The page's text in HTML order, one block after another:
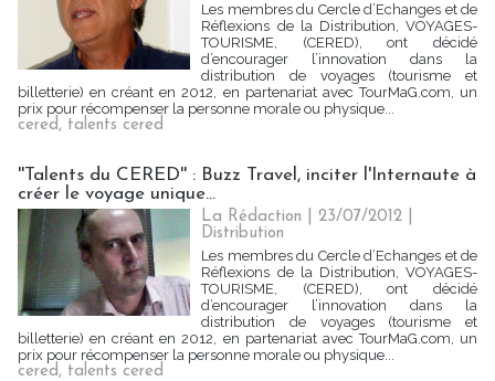
Les membres du Cercle d’Echanges et de
Réflexions de la Distribution, VOYAGES-
TOURISME, (CERED), ont décidé
d’encourager l’innovation dans la
distribution de voyages (tourisme et
billetterie) en créant en 2012, en partenariat avec TourMaG.com, un
prix pour récompenser la personne morale ou physique...
cered, talents cered
''Talents du CERED'' : Buzz Travel, inciter l'Internaute à
créer le voyage unique...
La Rédaction | 23/07/2012
Distribution
Les membres du Cercle d’Echanges et de
Réflexions de la Distribution, VOYAGES-
TOURISME, (CERED), ont décidé
d’encourager l’innovation dans la
distribution de voyages (tourisme et
billetterie) en créant en 2012, en partenariat avec TourMaG.com, un
prix pour récompenser la personne morale ou physique...
cered, talents cered